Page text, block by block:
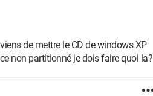
de mettre le CD de windows XP
non partitionné je dois faire quoi la?